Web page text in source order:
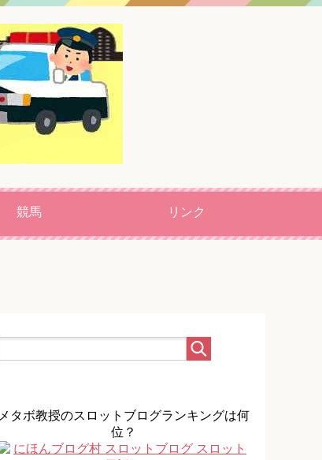
競馬 リンク
メタボ教授のスロットブログランキングは何
位？